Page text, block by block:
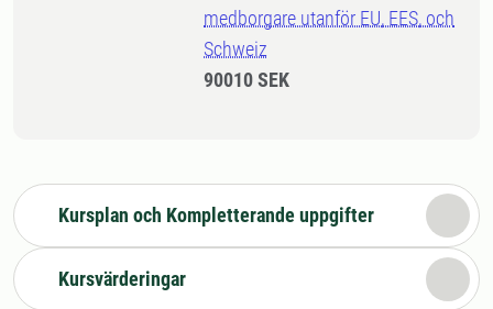
medborgare utanför EU, EES, och
Schweiz
90010 SEK
Kursplan och Kompletterande uppgifter
Kursvärderingar